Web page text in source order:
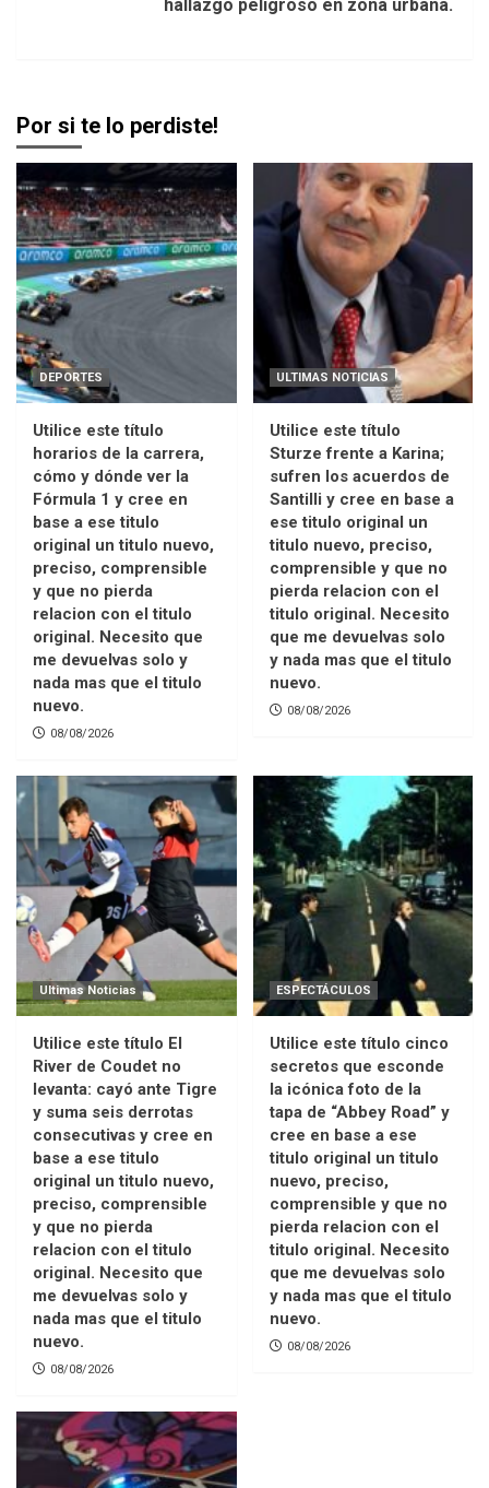
hallazgo peligroso en zona urbana.
Por si te lo perdiste!
DEPORTES
Utilice este título
horarios de la carrera,
cómo y dónde ver la
Fórmula 1 y cree en
base a ese titulo
original un titulo nuevo,
preciso, comprensible
y que no pierda
relacion con el titulo
original. Necesito que
me devuelvas solo y
nada mas que el titulo
nuevo.
08/08/2026
ULTIMAS NOTICIAS
Utilice este título
Sturze frente a Karina;
sufren los acuerdos de
Santilli y cree en base a
ese titulo original un
titulo nuevo, preciso,
comprensible y que no
pierda relacion con el
titulo original. Necesito
que me devuelvas solo
y nada mas que el titulo
nuevo.
08/08/2026
Ultimas Noticias
Utilice este título El
River de Coudet no
levanta: cayó ante Tigre
y suma seis derrotas
consecutivas y cree en
base a ese titulo
original un titulo nuevo,
preciso, comprensible
y que no pierda
relacion con el titulo
original. Necesito que
me devuelvas solo y
nada mas que el titulo
nuevo.
08/08/2026
ESPECTÁCULOS
Utilice este título cinco
secretos que esconde
la icónica foto de la
tapa de “Abbey Road” y
cree en base a ese
titulo original un titulo
nuevo, preciso,
comprensible y que no
pierda relacion con el
titulo original. Necesito
que me devuelvas solo
y nada mas que el titulo
nuevo.
08/08/2026